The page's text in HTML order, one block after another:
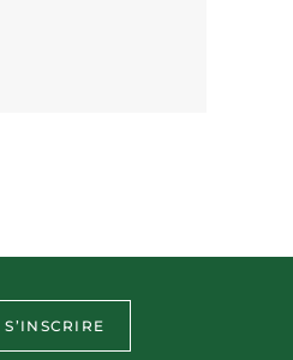
S’INSCRIRE